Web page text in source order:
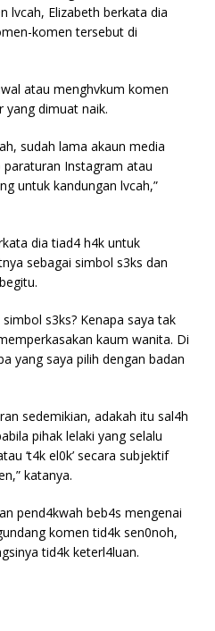
lvcah, Elizabeth berkata dia
komen tersebut di
atau menghvkum komen
yang dimuat naik.
sudah lama akaun media
Instagram atau
untuk kandungan lvcah,”
dia tiad4 h4k untuk
sebagai simbol s3ks dan
s3ks? Kenapa saya tak
kaum wanita. Di
yang saya pilih dengan badan
sedemikian, adakah itu sal4h
pihak lelaki yang selalu
‘t4k el0k’ secara subjektif
katanya.
pend4kwah beb4s mengenai
komen tid4k sen0noh,
tid4k keterl4luan.